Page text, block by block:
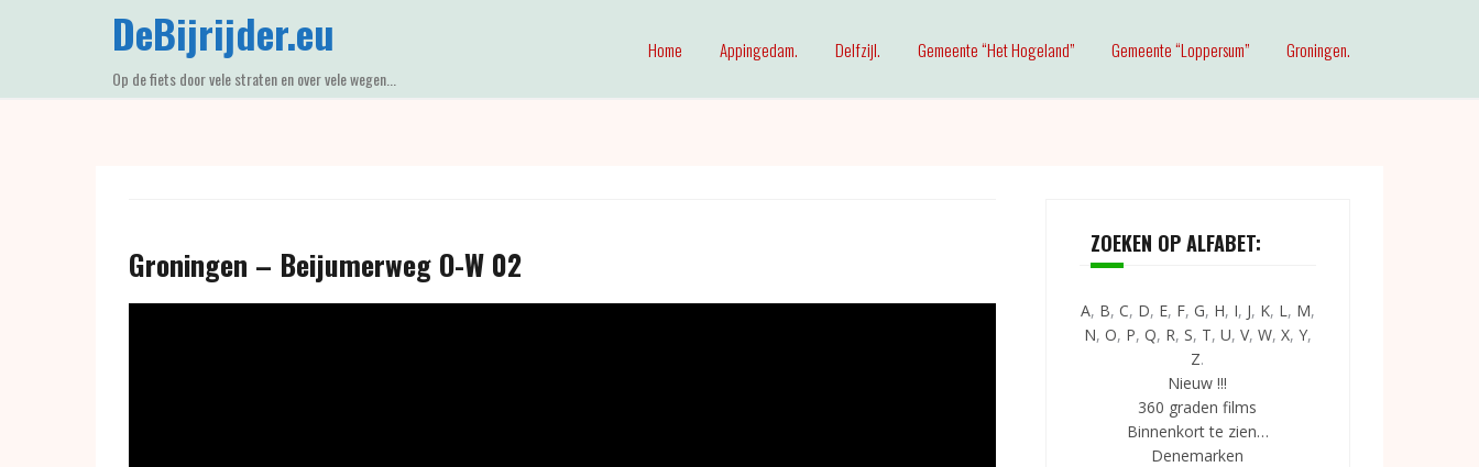
DeBijrijder.eu
Op de fiets door vele straten en over vele wegen...
Home Appingedam. Delfzijl. Gemeente “Het Hogeland” Gemeente “Loppersum” Groningen.
Groningen – Beijumerweg O-W 02 ZOEKEN OP ALFABET:
A, B, C, D, E, F, G, H, I, J, K, L, M,
N, O, P, Q, R, S, T, U, V, W, X, Y,
Z.
Nieuw !!!
360 graden films
Binnenkort te zien…
Denemarken